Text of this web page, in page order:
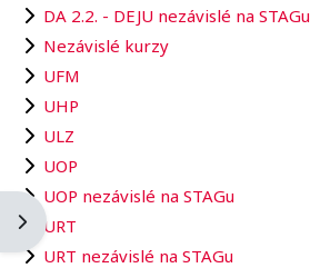
Otevřít panel bloku
DA 2.2. - DEJU nezávislé na STAGu
Nezávislé kurzy
UFM
UHP
ULZ
UOP
UOP nezávislé na STAGu
URT
URT nezávislé na STAGu